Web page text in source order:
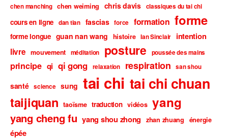
chen manching chen weiming chris davis classiques du tai chi
cours en ligne dan tian fascias force formation forme
forme longue guan nan wang histoire Ian Sinclair
intention
livre mouvement méditation posture poussée des mains
principe qi qi gong relaxation respiration san shou
santé science sung tai chi tai chi chuan
taijiquan taoïsme traduction vidéos yang
yang cheng fu yang shou zhong zhan zhuang énergie
épée